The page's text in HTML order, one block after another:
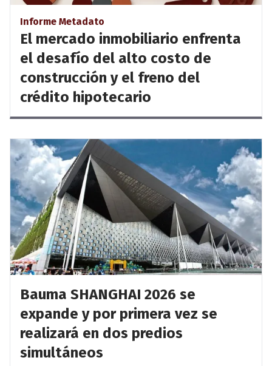
Informe Metadato
El mercado inmobiliario enfrenta
el desafío del alto costo de
construcción y el freno del
crédito hipotecario
Bauma SHANGHAI 2026 se
expande y por primera vez se
realizará en dos predios
simultáneos